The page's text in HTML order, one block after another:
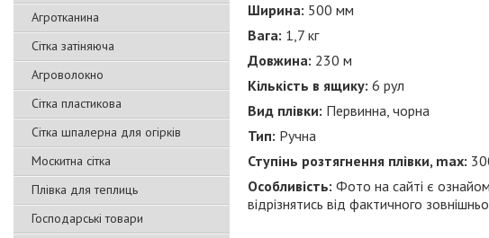
Агротканина
Сітка затіняюча
Агроволокно
Сітка пластикова
Сітка шпалерна для огірків
Москитна сітка
Плівка для теплиць
Господарські товари
Ширина: 500 мм
Вага: 1,7 кг
Довжина: 230 м
Кількість в ящику: 6 рул
Вид плівки: Первинна, чорна
Тип: Ручна
Ступінь розтягнення плівки, max:
Особливість: Фото на сайті є
відрізнятись від фактичного